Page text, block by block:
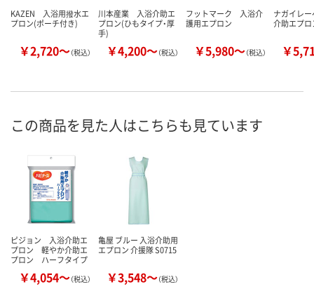
KAZEN 入浴用撥水エ
プロン(ポーチ付き)
￥2,720～（税込）
川本産業 入浴介助エ
プロン(ひもタイプ・厚
手)
￥4,200～（税込）
フットマーク 入浴介
護用エプロン
￥5,980～（税込）
ナガイレ
介助エプロ
￥
この商品を見た人はこちらも見ています
ピジョン 入浴介助エ
プロン 軽やか介助エ
プロン ハーフタイプ
￥4,054～（税込）
亀屋 ブルー 入浴介助用
エプロン 介援隊 S0715
￥3,548～（税込）